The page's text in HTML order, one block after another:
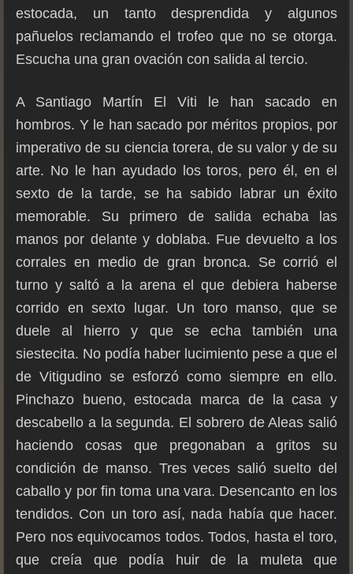
estocada, un tanto desprendida y algunos
pañuelos reclamando el trofeo que no se otorga.
Escucha una gran ovación con salida al tercio.
A Santiago Martín El Viti le han sacado en
hombros. Y le han sacado por méritos propios, por
imperativo de su ciencia torera, de su valor y de su
arte. No le han ayudado los toros, pero él, en el
sexto de la tarde, se ha sabido labrar un éxito
memorable. Su primero de salida echaba las
manos por delante y doblaba. Fue devuelto a los
corrales en medio de gran bronca. Se corrió el
turno y saltó a la arena el que debiera haberse
corrido en sexto lugar. Un toro manso, que se
duele al hierro y que se echa también una
siestecita. No podía haber lucimiento pese a que el
de Vitigudino se esforzó como siempre en ello.
Pinchazo bueno, estocada marca de la casa y
descabello a la segunda. El sobrero de Aleas salió
haciendo cosas que pregonaban a gritos su
condición de manso. Tres veces salió suelto del
caballo y por fin toma una vara. Desencanto en los
tendidos. Con un toro así, nada había que hacer.
Pero nos equivocamos todos. Todos, hasta el toro,
que creía que podía huir de la muleta que